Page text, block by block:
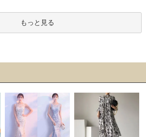
もっと見る